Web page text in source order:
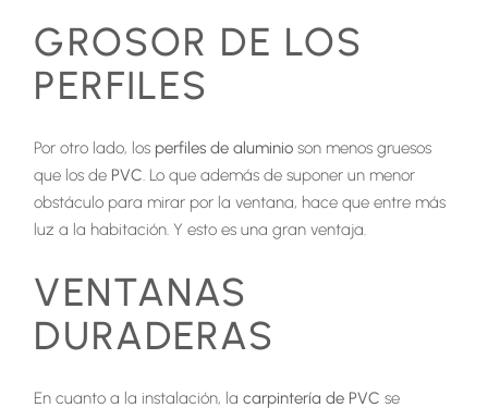
GROSOR DE LOS
PERFILES
Por otro lado, los perfiles de aluminio son menos gruesos
que los de PVC. Lo que además de suponer un menor
obstáculo para mirar por la ventana, hace que entre más
luz a la habitación. Y esto es una gran ventaja.
VENTANAS
DURADERAS
En cuanto a la instalación, lacarpintería de PVC se